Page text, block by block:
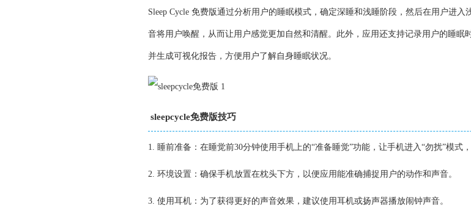
Sleep Cycle 免费版通过分析用户的睡眠模式，确定深睡和浅睡阶段，然后在用户进入
音将用户唤醒，从而让用户感觉更加自然和清醒。此外，应用还支持记录用户的睡眠
并生成可视化报告，方便用户了解自身睡眠状况。
sleepcycle免费版技巧
1. 睡前准备：在睡觉前30分钟使用手机上的“准备睡觉”功能，让手机进入“勿扰”模式
2. 环境设置：确保手机放置在枕头下方，以便应用能准确捕捉用户的动作和声音。
3. 使用耳机：为了获得更好的声音效果，建议使用耳机或扬声器播放闹钟声音。